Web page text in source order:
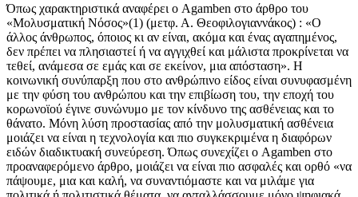
Όπως χαρακτηριστικά αναφέρει ο Agamben στο άρθρο του
«Μολυσματική Νόσος»(1) (μετφ. Α. Θεοφιλογιαννάκος) : «Ο
άλλος άνθρωπος, όποιος κι αν είναι, ακόμα και ένας αγαπημένος,
δεν πρέπει να πλησιαστεί ή να αγγιχθεί και μάλιστα προκρίνεται να
τεθεί, ανάμεσα σε εμάς και σε εκείνον, μια απόσταση». Η
κοινωνική συνύπαρξη που στο ανθρώπινο είδος είναι συνυφασμένη
με την φύση του ανθρώπου και την επιβίωση του, την εποχή του
κορωνοϊού έγινε συνώνυμο με τον κίνδυνο της ασθένειας και το
θάνατο. Μόνη λύση προστασίας από την μολυσματική ασθένεια
μοιάζει να είναι η τεχνολογία και πιο συγκεκριμένα η διαφόρων
ειδών διαδικτυακή συνεύρεση. Όπως συνεχίζει ο Agamben στο
προαναφερόμενο άρθρο, μοιάζει να είναι πιο ασφαλές και ορθό «να
πάψουμε, μια και καλή, να συναντιόμαστε και να μιλάμε για